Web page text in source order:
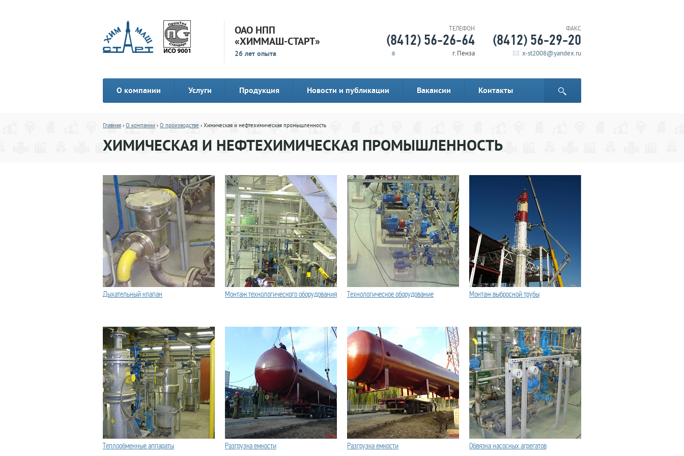
ОАО НПП
«ХИММАШ-СТАРТ»
26 лет опыта
ФАКС
(8412) 56-29-20
x-st2008@yandex.ru
ТЕЛЕФОН
(8412) 56-26-64
г. Пенза
О компании Услуги Продукция Новости и публикации Вакансии Контакты
Главная › О компании › О производстве › Химическая и нефтехимическая промышленность
ХИМИЧЕСКАЯ И НЕФТЕХИМИЧЕСКАЯ ПРОМЫШЛЕННОСТЬ
Дыхательный клапан Монтаж технологического оборудования Технологическое оборудование Монтаж выбросной трубы
Теплообменные аппараты Разгрузка емкости Разгрузка емкости Обвязка насосных агрегатов